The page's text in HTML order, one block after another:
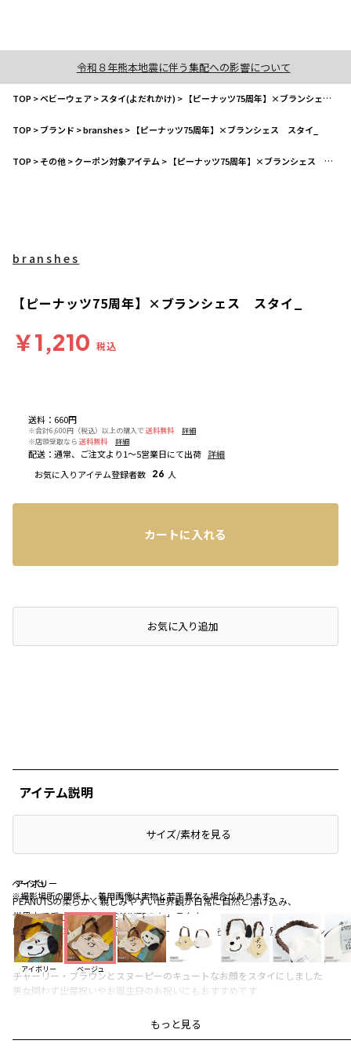
令和８年熊本地震に伴う集配への影響について
TOP>ベビーウェア>スタイ(よだれかけ)> 【ピーナッツ75周年】×ブランシェス スタイ_
TOP>ブランド >branshes> 【ピーナッツ75周年】×ブランシェス スタイ_
TOP>その他>クーポン対象アイテム > 【ピーナッツ75周年】×ブランシェス スタイ_
ベージュ
※撮影場所の関係上、着用画像は実物と若干異なる場合があります。
アイボリー
アイボリー
アイボリー ベージュ
送料 ： 660円
※合計6,600円（税込）以上の購入で 送料無料
詳細
※店頭受取なら 送料無料 詳細
配送 ： 通常、ご注文より1～5営業日にて出荷 詳細
お気に入りアイテム登録者数 26 人
branshes
【ピーナッツ75周年】×ブランシェス スタイ_
￥1,210 税込
カートに入れる
店頭在庫を確認するお気に入り追加
アイテム説明
サイズ/素材を見る
PEANUTSの柔らかく親しみやすい世界観が日常に自然と溶け込み、
世界中で愛されているPEANUTSのキャラクター
PEANUTSのコミック75周年記念のアートワークを使用した特別なデザインで
す
チャーリー・ブラウンとスヌーピーのキュートなお顔をスタイにしました
男女問わず出産祝いやお誕生日のお祝いにもおすすめです
やわらかい天竺を使用しているのでもっと見る